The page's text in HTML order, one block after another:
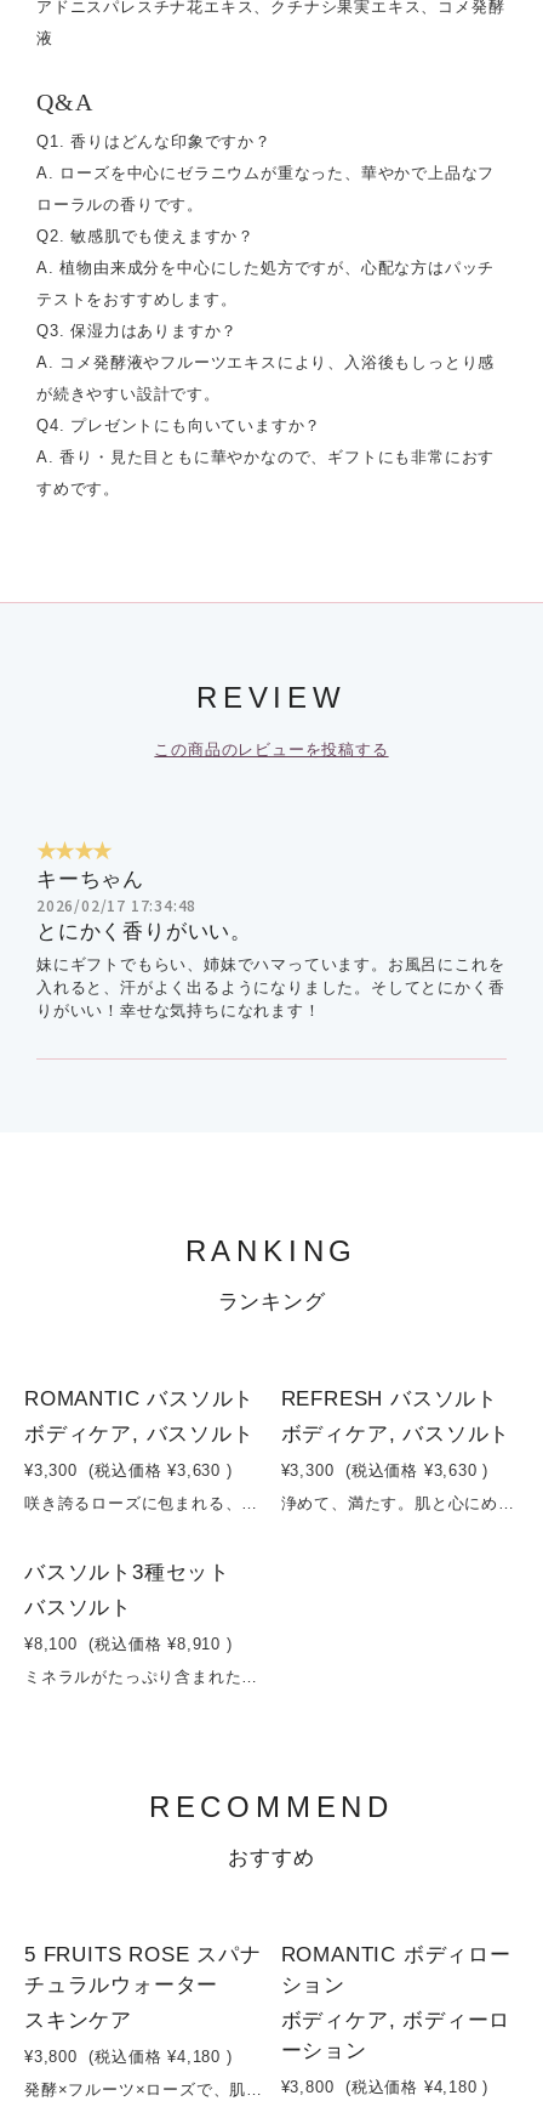
アドニスパレスチナ花エキス、クチナシ果実エキス、コメ発酵
液
Q&A
Q1. 香りはどんな印象ですか？
A. ローズを中心にゼラニウムが重なった、華やかで上品なフ
ローラルの香りです。
Q2. 敏感肌でも使えますか？
A. 植物由来成分を中心にした処方ですが、心配な方はパッチ
テストをおすすめします。
Q3. 保湿力はありますか？
A. コメ発酵液やフルーツエキスにより、入浴後もしっとり感
が続きやすい設計です。
Q4. プレゼントにも向いていますか？
A. 香り・見た目ともに華やかなので、ギフトにも非常におす
すめです。
REVIEW
この商品のレビューを投稿する
★★★★
キーちゃん
2026/02/17 17:34:48
とにかく香りがいい。
妹にギフトでもらい、姉妹でハマっています。お風呂にこれを
入れると、汗がよく出るようになりました。そしてとにかく香
りがいい！幸せな気持ちになれます！
RANKING
ランキング
ROMANTIC バスソルト
ボディケア, バスソルト
¥3,300 (税込価格 ¥3,630 )
咲き誇るローズに包まれる、発酵うるおいバス。ミネラル豊富な海塩に、優雅なダマスクバラ花油とゼラニウム油を贅沢にブレンド。湯けむりとともに広がる華やかなフローラルの香りが、日常を離れた特別なリラックスタイムを演出します。さらに、イチゴ果実エキスとアドニスパレスチナ花エキスが肌にみずみずしい印象を与え、クチナシ果実エキスがやさしい彩りをプラス。日本由来のコメ発酵液が角質層までうるおいを届け、しっとりとしたやわらかな肌へ導きます。まるで花に包まれるような、心ほどけるバスタイムをお楽しみください。容量：200g
REFRESH バスソルト
ボディケア, バスソルト
¥3,300 (税込価格 ¥3,630 )
浄めて、満たす。肌と心にめぐる、発酵シトラスのバスタイム。海の恵みをたっぷり含んだ海塩に、レモンやオレンジの爽やかな香り、さらにレプトスペルムムペテルソニイ油（レモンティーツリー）をブレンド。やさしく包み込むカミツレエキスと、クチナシ果実エキスの自然な彩りが、バスタイムを心地よい癒しの時間へと導きます。さらに、日本の伝統的な美容素材であるコメ発酵液を配合。お湯に溶けるたび、肌をやわらかく整え、しっとりとしたうるおい感をもたらします。一日の終わりに、深呼吸したくなるようなナチュラルシトラスの香りとともに、心と身体をリセットする特別なバスタイムをお楽しみください。容量：200g
バスソルト3種セット
バスソルト
¥8,100 (税込価格 ¥8,910 )
ミネラルがたっぷり含まれた香川県坂出の海塩に、丁寧に育てたフルーツやハーブをふんだんにブレンドしたバスソルトです。ミネラル分が、汗の発汗による体温低下を防ぎ、身体をポカポカと温かい状態を保ち、代謝を上げてくれます。またバスソルトに含まれるミネラル成分が、肌表面についた汚れを落とし、バスソルトを入れたお風呂は肌がやわらかに、そしてお肌の水分バランスを整え、お風呂上がりのお肌をしっとりと仕上げてくれます。また、浸透圧の変化で体内の水分が外に出ようとし、肌も引き締めてくれるので、ゆっくり過ごす半身浴にもおすすめです。オーガニックのフルーツやハーブで贅沢に香りづけと色づけもあり、ギフトにもぴったりのバスソルトです。
RECOMMEND
おすすめ
5 FRUITS ROSE スパナ
チュラルウォーター
スキンケア
¥3,800 (税込価格 ¥4,180 )
発酵×フルーツ×ローズで、肌の“めぐり”を整える濃密ミスト化粧水ダマスクバラ花水をベースに、コメ発酵液と多彩なフルーツ・植物エキスを贅沢に配合したミストタイプの化粧水です。ブドウ葉エキスやザクロ果実エキスなどのポリフェノール豊富な植物成分が、肌にうるおいとハリを与え、透明感のある印象へ導きます。さらに、パイナップルやレモン、リンゴなどのフルーツエキスが、古い角質にアプローチし、なめらかな肌へ。発酵の力で角質層まで浸透しやすく、乾燥やくすみ、ゆらぎが気になる肌をやさしく整えます。ローズとゼラニウムの天然精油の香りが、スキンケアの時間を心地よいリラックスタイムに。容量：150ml
ROMANTIC ボディロー
ション
ボディケア, ボディーロ
ーション
¥3,800 (税込価格 ¥4,180 )